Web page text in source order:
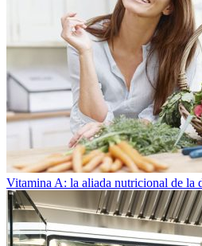
Vitamina A: la aliada nutricional de la